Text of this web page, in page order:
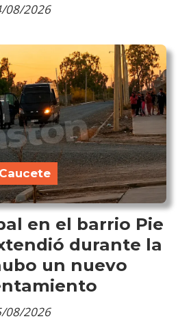
08/2026
en el barrio Pie
durante la
un nuevo
Caucete
08/2026